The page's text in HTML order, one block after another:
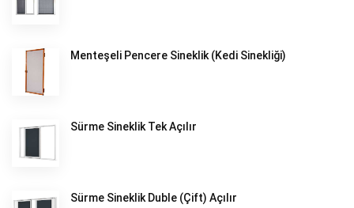
Menteşeli Pencere Sineklik (Kedi Sinekliği)
Sürme Sineklik Tek Açılır
Sürme Sineklik Duble (Çift) Açılır